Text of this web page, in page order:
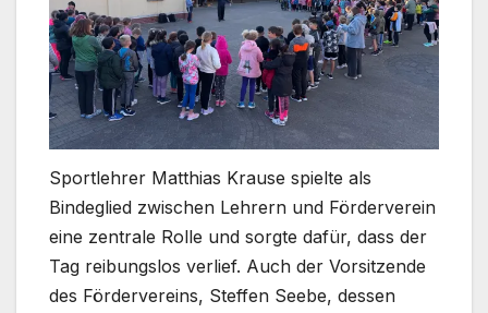
Sportlehrer Matthias Krause spielte als
Bindeglied zwischen Lehrern und Förderverein
eine zentrale Rolle und sorgte dafür, dass der
Tag reibungslos verlief. Auch der Vorsitzende
des Fördervereins, Steffen Seebe, dessen